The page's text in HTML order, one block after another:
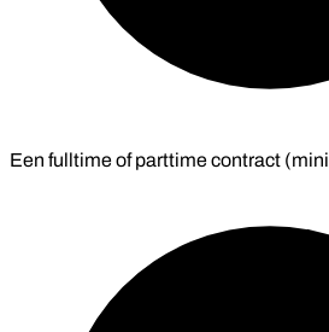
Een fulltime of parttime contract